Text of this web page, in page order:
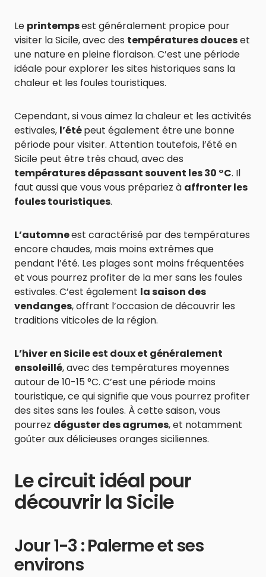
Le printempsest généralement propice pour
visiter la Sicile, avec des températures douceset
une nature en pleine floraison. C’est une période
idéale pour explorer les sites historiques sans la
chaleur et les foules touristiques.
Cependant, si vous aimez la chaleur et les activités
estivales, l’étépeut également être une bonne
période pour visiter. Attention toutefois, l’été en
Sicile peut être très chaud, avec des
températures dépassant souvent les 30 °C. Il
faut aussi que vous vous prépariez à affronter les
foules touristiques.
L’automneest caractérisé par des températures
encore chaudes, mais moins extrêmes que
pendant l’été. Les plages sont moins fréquentées
et vous pourrez profiter de la mer sans les foules
estivales. C’est également la saison des
vendanges, offrant l’occasion de découvrir les
traditions viticoles de la région.
L’hiver en Sicile est doux et généralement
ensoleillé, avec des températures moyennes
autour de 10-15 °C. C’est une période moins
touristique, ce qui signifie que vous pourrez profiter
des sites sans les foules. À cette saison, vous
pourrez déguster des agrumes, et notamment
goûter aux délicieuses oranges siciliennes.
Le circuit idéal pour
découvrir la Sicile
Jour 1-3 : Palerme et ses
environs